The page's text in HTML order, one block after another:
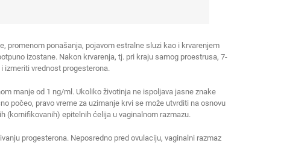
promenom ponašanja, pojavom estralne sluzi kao i krvarenjem
izostane. Nakon krvarenja, tj. pri kraju samog proestrusa, 7-
izmeriti vrednost progesterona.
manje od 1 ng/ml. Ukoliko životinja ne ispoljava jasne znake
počeo, pravo vreme za uzimanje krvi se može utvrditi na osnovu
(kornifikovanih) epitelnih ćelija u vaginalnom razmazu.
progesterona. Neposredno pred ovulaciju, vaginalni razmaz